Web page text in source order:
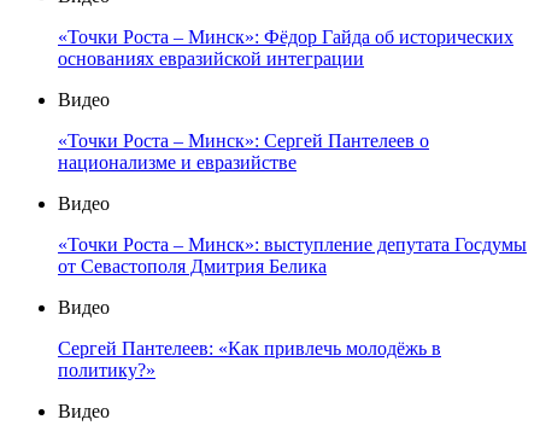
«Точки Роста – Минск»: Фёдор Гайда об исторических
основаниях евразийской интеграции
Видео
«Точки Роста – Минск»: Сергей Пантелеев о
национализме и евразийстве
Видео
«Точки Роста – Минск»: выступление депутата Госдумы
от Севастополя Дмитрия Белика
Видео
Сергей Пантелеев: «Как привлечь молодёжь в
политику?»
Видео